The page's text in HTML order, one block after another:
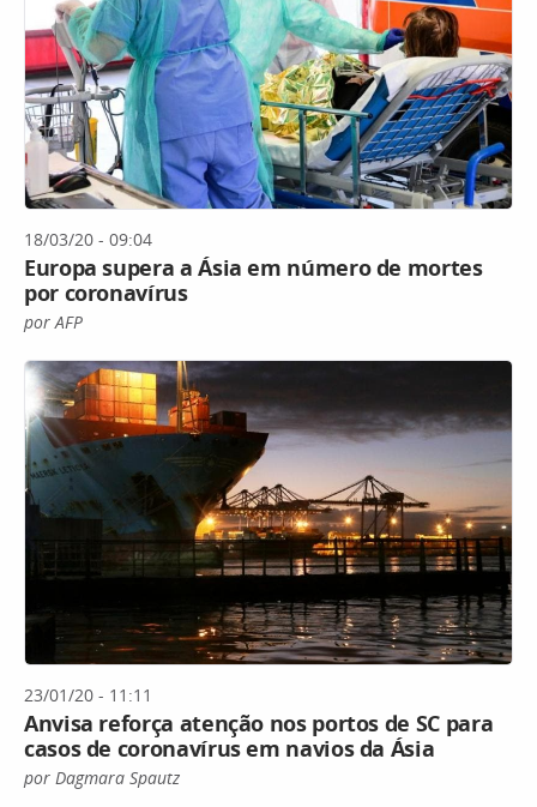
18/03/20 - 09:04
Europa supera a Ásia em número de mortes
por coronavírus
por AFP
23/01/20 - 11:11
Anvisa reforça atenção nos portos de SC para
casos de coronavírus em navios da Ásia
por Dagmara Spautz